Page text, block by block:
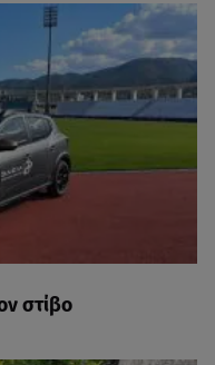
στίβο